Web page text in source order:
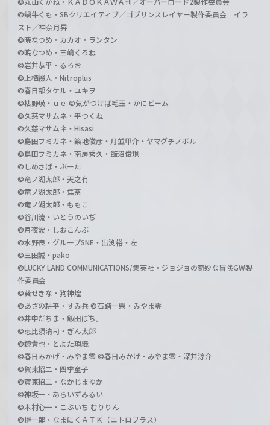
©蝸牛くも・SBクリエイティブ／ゴブリンスレイヤー製作委員会 イラ
スト／神奈月昇
©暁なつめ・カカオ・ランタン
©暁なつめ・三嶋くろね
©岩井恭平・るろお
©上栖綴人・Nitroplus
©春日部タケル・ユキヲ
©枯野瑛・ｕｅ ©気がつけば毛玉・かにビーム
©久慈マサムネ・平つくね
©久慈マサムネ・Hisasi
©島田フミカネ・築地俊彦・月並甲介・ヤマグチノボル
©島田フミカネ・南房秀久・飯沼俊規
©しめさば・ぶーた
©竜ノ湖太郎・天之有
©竜ノ湖太郎・焦茶
©竜ノ湖太郎・ももこ
©谷川流・いとうのいぢ
©月夜涙・しおこんぶ
©水野良・グループSNE・出渕裕・左
©三田誠・pako
©LUCKY LAND COMMUNICATIONS/集英社・ジョジョの奇妙な冒険GW製
作委員会
©葵せきな・狗神煌
©あざの耕平・すみ兵 ©石踏一榮・みやま零
©井中だちま・飯田ぽち。
©恵比須清司・ぎん太郎
©鏡貴也・とよた瑣織
©春日みかげ・みやま零 ©春日みかげ・みやま零・深井涼介
©賀東招二・四季童子
©賀東招二・なかじまゆか
©神坂一・あらいずみるい
©木村心一・こぶいち むりりん
©榊一郎・なまにくＡＴＫ（ニトロプラス）